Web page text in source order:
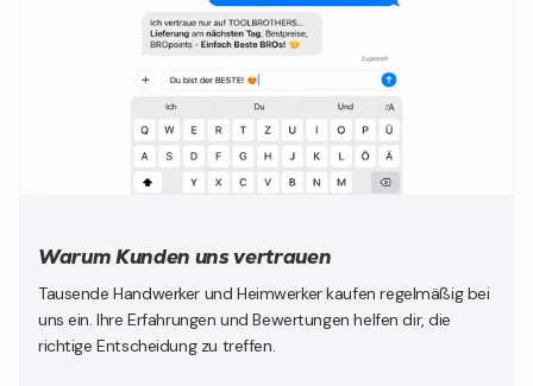
Warum Kunden uns vertrauen
Tausende Handwerker und Heimwerker kaufen regelmäßig bei
uns ein. Ihre Erfahrungen und Bewertungen helfen dir, die
richtige Entscheidung zu treffen.